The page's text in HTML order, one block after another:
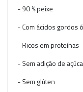
- 90 % peixe
- Com ácidos gordos
- Ricos em proteínas
- Sem adição de
- Sem glúten